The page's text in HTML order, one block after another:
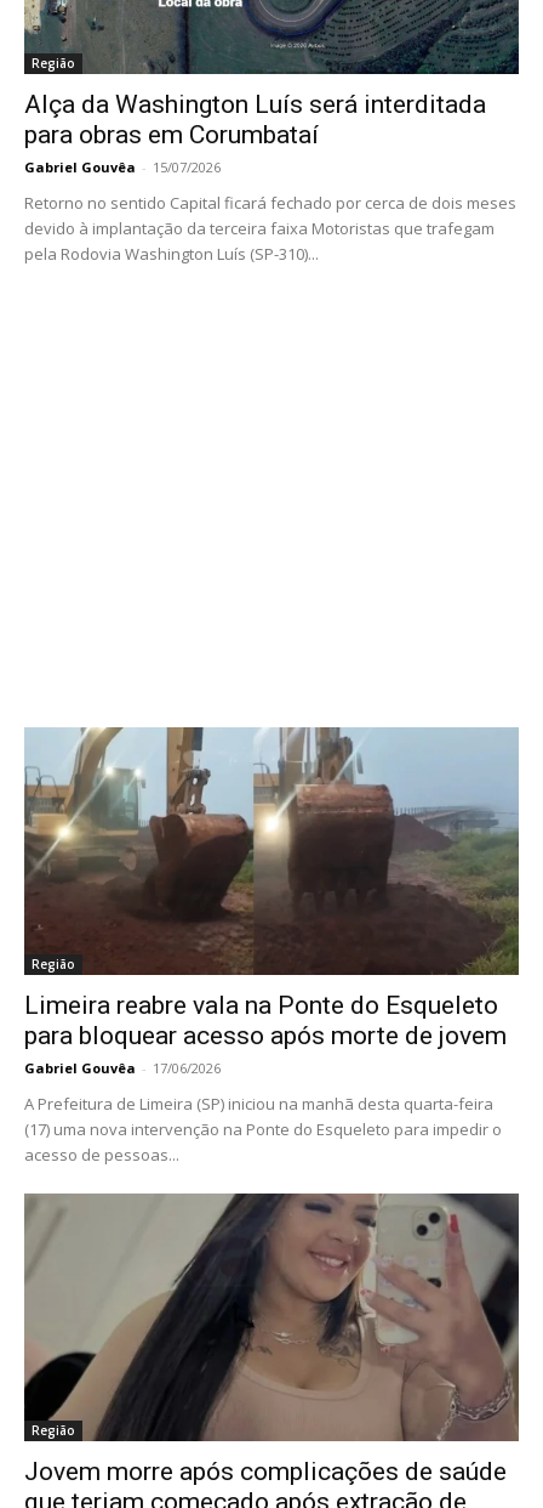
Região
Alça da Washington Luís será interditada
para obras em Corumbataí
Gabriel Gouvêa - 15/07/2026
Retorno no sentido Capital ficará fechado por cerca de dois meses
devido à implantação da terceira faixa Motoristas que trafegam
pela Rodovia Washington Luís (SP-310)...
Região
Limeira reabre vala na Ponte do Esqueleto
para bloquear acesso após morte de jovem
Gabriel Gouvêa - 17/06/2026
A Prefeitura de Limeira (SP) iniciou na manhã desta quarta-feira
(17) uma nova intervenção na Ponte do Esqueleto para impedir o
acesso de pessoas...
Região
Jovem morre após complicações de saúde
que teriam começado após extração de